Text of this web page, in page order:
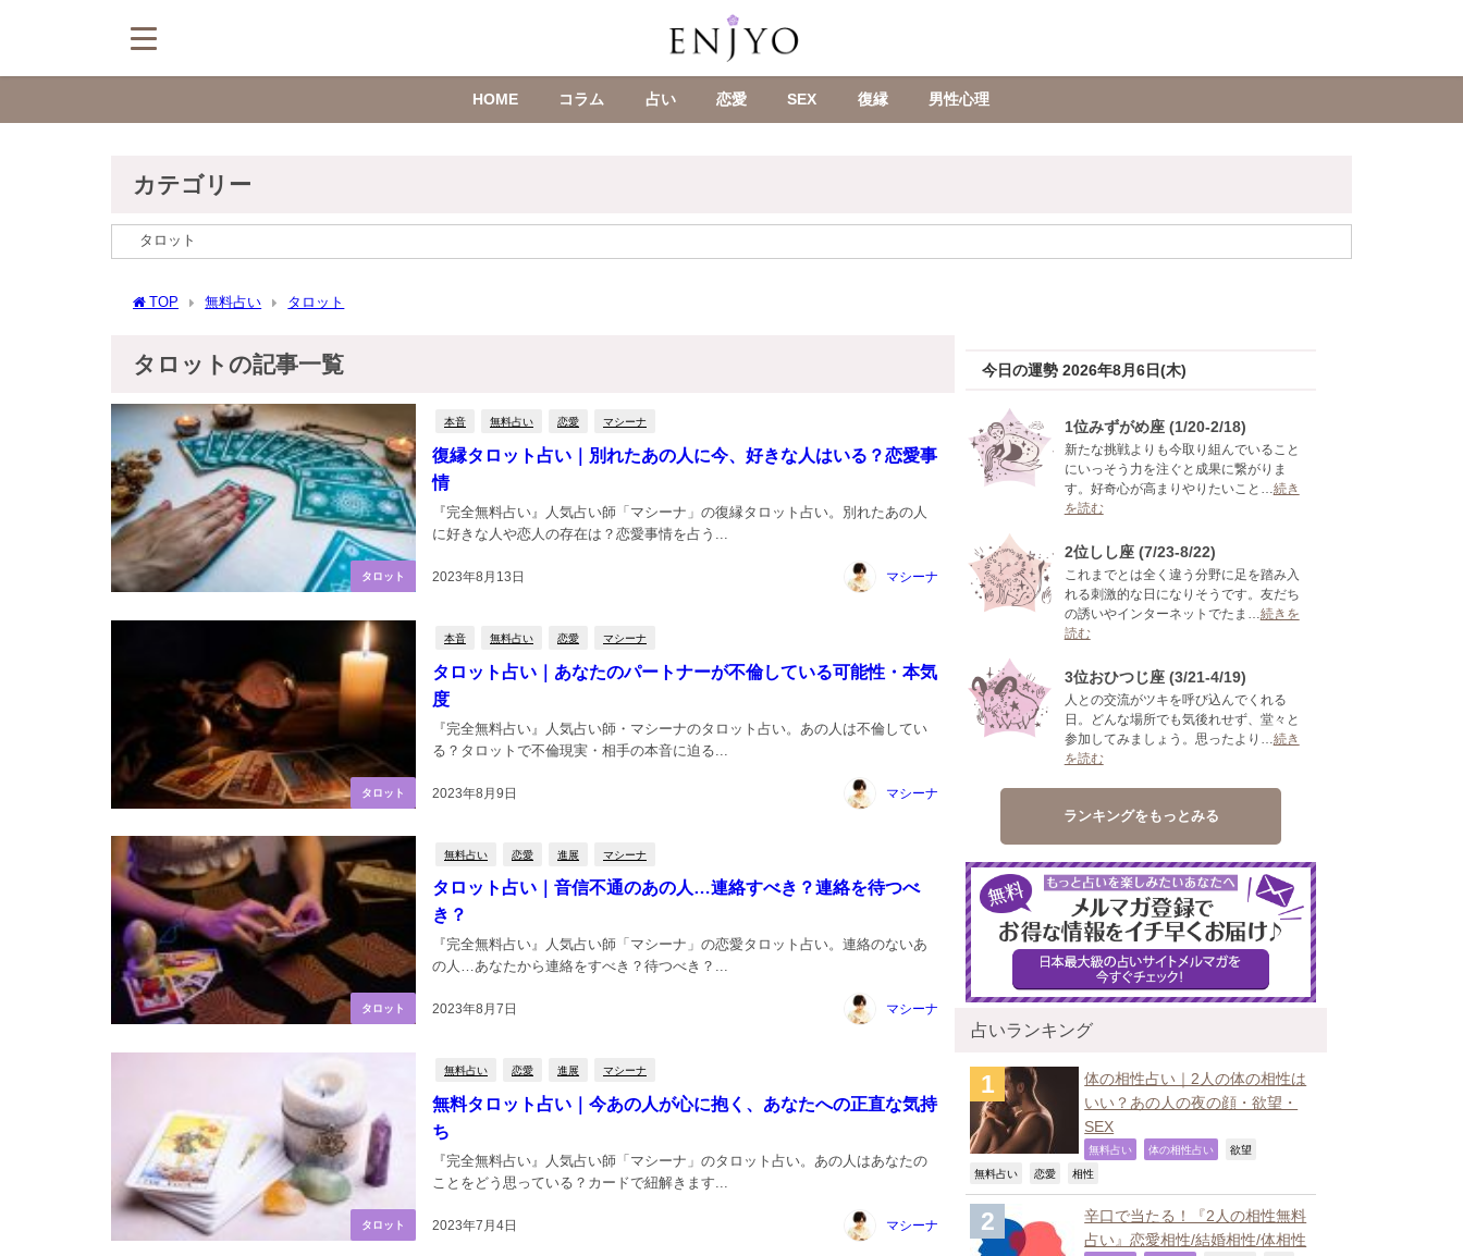
HOME コラム 占い 恋愛 SEX 復縁 男性心理
カテゴリー
TOP 無料占い タロット
タロットの記事一覧
タロット
本音 無料占い 恋愛 マシーナ
復縁タロット占い｜別れたあの人に今、好きな人はいる？恋愛事
情
2023年8月13日
『完全無料占い』人気占い師「マシーナ」の復縁タロット占い。別れたあの人
に好きな人や恋人の存在は？恋愛事情を占う...
マシーナ
タロット
本音 無料占い 恋愛 マシーナ
タロット占い｜あなたのパートナーが不倫している可能性・本気
度
2023年8月9日
『完全無料占い』人気占い師・マシーナのタロット占い。あの人は不倫してい
る？タロットで不倫現実・相手の本音に迫る...
マシーナ
タロット
無料占い 恋愛 進展 マシーナ
タロット占い｜音信不通のあの人…連絡すべき？連絡を待つべ
き？
2023年8月7日
『完全無料占い』人気占い師「マシーナ」の恋愛タロット占い。連絡のないあ
の人…あなたから連絡をすべき？待つべき？...
マシーナ
タロット
無料占い 恋愛 進展 マシーナ
無料タロット占い｜今あの人が心に抱く、あなたへの正直な気持
ち
2023年7月4日
『完全無料占い』人気占い師「マシーナ」のタロット占い。あの人はあなたの
ことをどう思っている？カードで紐解きます...
マシーナ
今日の運勢 2026年8月6日(木)
1位みずがめ座 (1/20-2/18)
新たな挑戦よりも今取り組んでいること
にいっそう力を注ぐと成果に繋がりま
す。好奇心が高まりやりたいこと… 続き
を読む
2位しし座 (7/23-8/22)
これまでとは全く違う分野に足を踏み入
れる刺激的な日になりそうです。友だち
の誘いやインターネットでたま… 続きを
読む
3位おひつじ座 (3/21-4/19)
人との交流がツキを呼び込んでくれる
日。どんな場所でも気後れせず、堂々と
参加してみましょう。思ったより… 続き
を読む
ランキングをもっとみる
占いランキング
体の相性占い｜2人の体の相性は
いい？あの人の夜の顔・欲望・
SEX
無料占い 体の相性占い 欲望
無料占い 恋愛 相性
辛口で当たる！『2人の相性無料
占い』恋愛相性/結婚相性/体相性